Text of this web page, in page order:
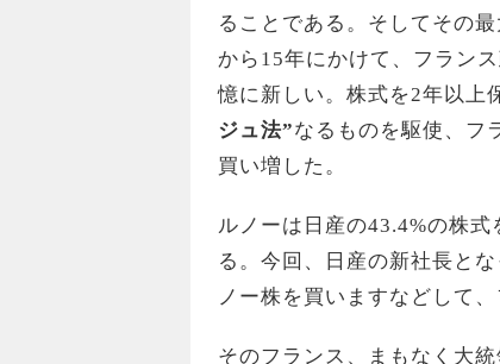
ることである。そしてその
から15年にかけて、フラン
憶に新しい。株式を2年以上
ジュ法”なるものを駆使、フ
買い増した。
ルノーは日産の43.4%の株
る。今回、日産の新社長と
ノー株を買いますなどして
そのフランス、まもなく大